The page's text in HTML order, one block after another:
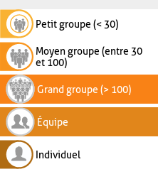
Petit groupe (< 30)
Moyen groupe (entre 30
et 100)
Grand groupe (> 100)
Équipe
Individuel